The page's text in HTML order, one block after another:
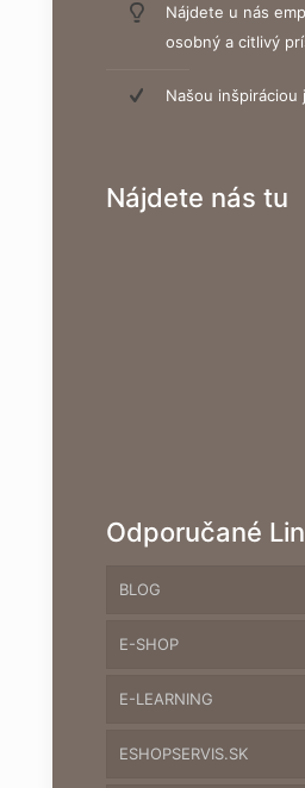
Nájdete u nás
osobný a citlivý
Našou inšpiráciou
Nájdete nás tu
Odporučané
BLOG
E-SHOP
E-LEARNING
ESHOPSERVIS.SK